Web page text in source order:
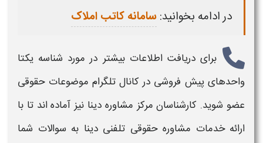
در ادامه بخوانید:سامانه کاتب املاک
برای دریافت اطلاعات بیشتر در مورد شناسه یکتا
واحدهای پیش فروشی در کانال تلگرام موضوعات حقوقی
عضو شوید. کارشناسان مرکز مشاوره دینا نیز آماده اند تا با
ارائه خدمات مشاوره حقوقی تلفنی دینا به سوالات شما